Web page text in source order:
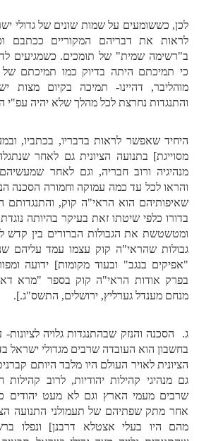
לכן, כששומעים על שמות שונים של גדולי
לראות את דבריהם המקוריים ככתבם
ב"רשימה שמית" של תומכים. כשמגיעים
כי תמיכתם היתה בדיוק כמו תמיכתם
מוהליבר, דהיינו- תמיכה בקיום מצות
והתנגדות נחרצת לכל מהלך שלא יהיה עפ"י
היחיד שאפשר לראות בדבריו, בכתביו,
מסוייגת] בתנועה הציונית גם לאחר
מנהיגיה ורוב חבריה, וגם לאחר
והראו לכל עד כמה עמוקה וחמורה הסכנה
שאיפותיהם הוא הראי"ה קוק, והתנגדותם
בדורו כלפי שיטתו זאת בעיקר בהיותה
ומטשטשת את הגבולות הברורים בין קדש
גבולות שהראי"ה קוק עצמו עמד עליהם
"אפיקים בנגב" ובעוד מקומות] ידועה
בפרק אודות הראי"ה קוק בספר "מרא
מנחם מענדל גערליץ, ירושלים, התשס"ג.].
ג. הסכנה והנזק שבהתנגדות גלויה
בחשבון הוא העובדה שרבים מגדולי ישראל
הציונית לאויר העולם היו מלבד היותם
גם מנהיגי קהילות יהודיות, לרוב קהילות
שרבים מעמי הארץ וגם לא מעט יהודים
אחר מתק שפתיהם של תעמולני התנועה
מהם היו בעלי אצטלא דרבנן] ונפלו